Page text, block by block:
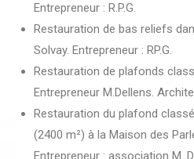
Entrepreneur : R.P.G.
Restauration de bas reliefs
Solvay. Entrepreneur : RP.G.
Restauration de plafonds
Entrepreneur M.Dellens.
Restauration du plafond
(2400 m²) à la Maison des
Entrepreneur : association M.